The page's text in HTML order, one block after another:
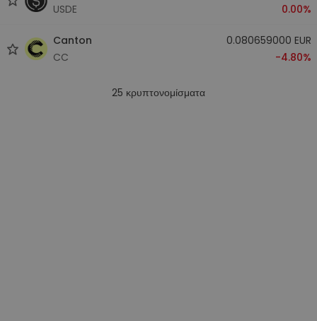
USDE
0.00%
Canton
CC
0.080659000 EUR
-4.80%
25 κρυπτονομίσματα